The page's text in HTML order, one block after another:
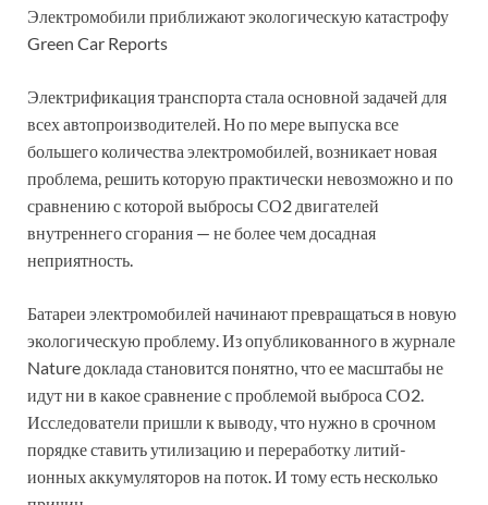
Электромобили приближают экологическую катастрофу
Green Car Reports
Электрификация транспорта стала основной задачей для
всех автопроизводителей. Но по мере выпуска все
большего количества электромобилей, возникает новая
проблема, решить которую практически невозможно и по
сравнению с которой выбросы СО2 двигателей
внутреннего сгорания — не более чем досадная
неприятность.
Батареи электромобилей начинают превращаться в новую
экологическую проблему. Из опубликованного в журнале
Nature доклада становится понятно, что ее масштабы не
идут ни в какое сравнение с проблемой выброса СО2.
Исследователи пришли к выводу, что нужно в срочном
порядке ставить утилизацию и переработку литий-
ионных аккумуляторов на поток. И тому есть несколько